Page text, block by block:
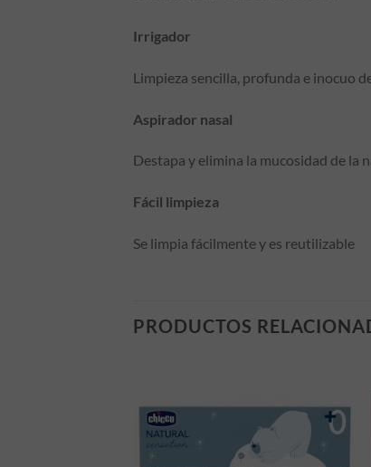
Irrigador
Limpieza sencilla, profunda e inocuo
Aspirador nasal
Destapa y elimina la mucosidad de la
Fácil limpieza
Se limpia fácilmente y es reutilizable
PRODUCTOS